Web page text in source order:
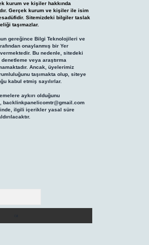
kurum ve kişiler hakkında
Gerçek kurum ve kişiler ile isim
Sitemizdeki bilgiler taslak
taşımazlar.
gereğince Bilgi Teknolojileri ve
onaylanmış bir Yer
Bu nedenle, sitedeki
veya araştırma
Ancak, üyelerimiz
taşımakta olup, siteye
kabul etmiş sayılırlar.
aykırı olduğunu
backlinkpanelicomtr@gmail.com
ilgili içerikler yasal süre